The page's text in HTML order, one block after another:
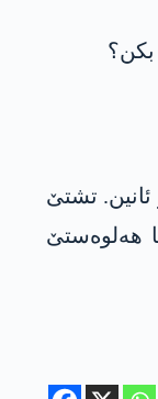
بکن؟
ئانین. تشتێ
ھەلوەستێ